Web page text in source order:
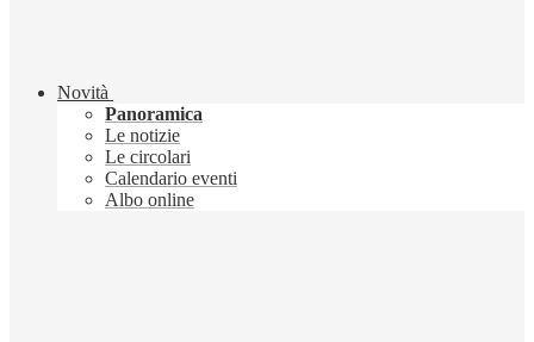
Novità
Panoramica
Le notizie
Le circolari
Calendario eventi
Albo online